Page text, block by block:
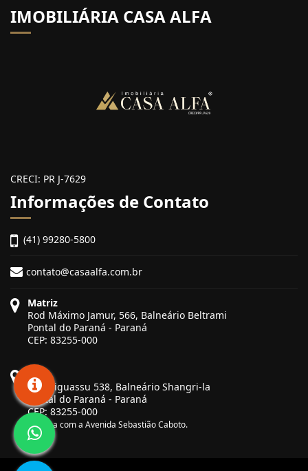
IMOBILIÁRIA CASA ALFA
CRECI: PR J-7629
Informações de Contato
(41) 99280-5800
contato@casaalfa.com.br
Matriz
Rod Máximo Jamur, 566, Balneário Beltrami
Pontal do Paraná - Paraná
CEP: 83255-000
Filial
Rua Biguassu 538, Balneário Shangri-la
Pontal do Paraná - Paraná
CEP: 83255-000
Esquina com a Avenida Sebastião Caboto.